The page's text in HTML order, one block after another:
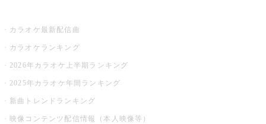
カラオケ最新配信曲
カラオケランキング
2026年カラオケ上半期ランキング
2025年カラオケ年間ランキング
新曲トレンドランキング
映像コンテンツ配信情報（本人映像等）